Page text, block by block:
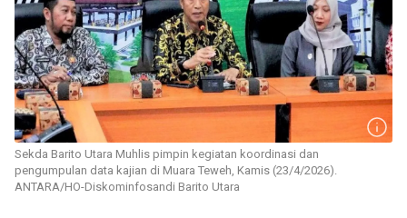
Sekda Barito Utara Muhlis pimpin kegiatan koordinasi dan
pengumpulan data kajian di Muara Teweh, Kamis (23/4/2026).
ANTARA/HO-Diskominfosandi Barito Utara